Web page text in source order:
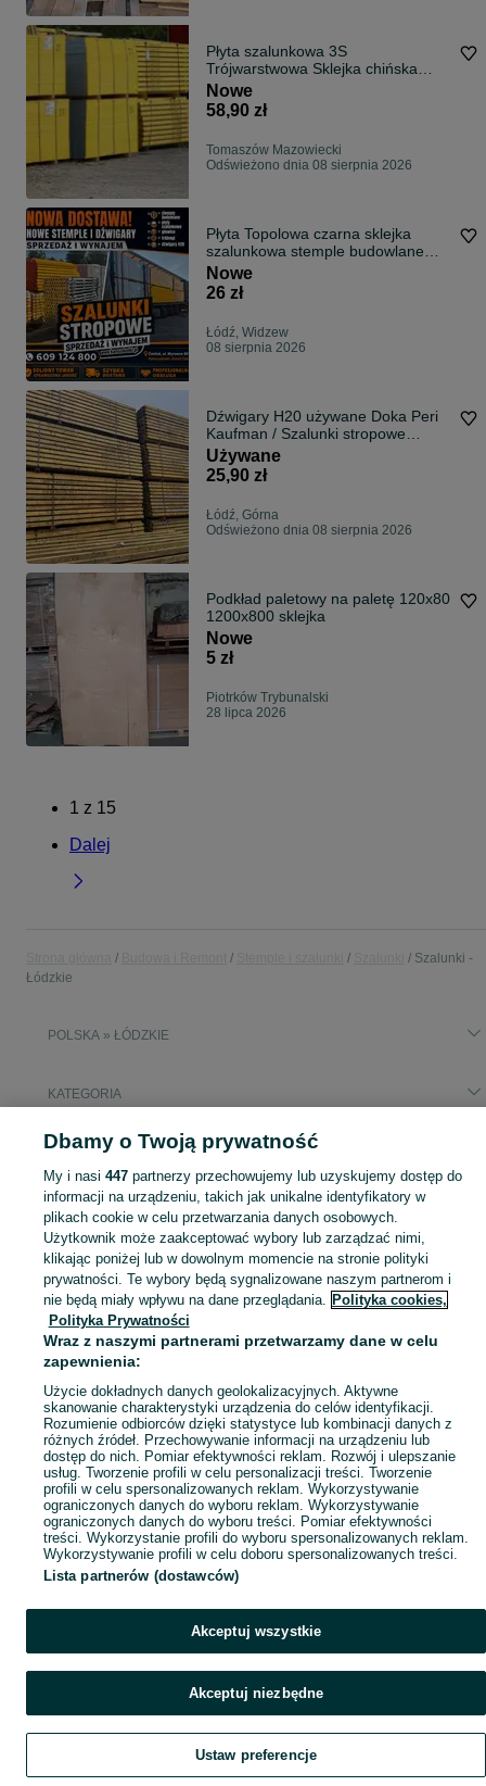
Płyta szalunkowa 3S
Trójwarstwowa Sklejka chińska
topola Szalunek stropowy
Nowe
58,90 zł
Tomaszów Mazowiecki
Odświeżono dnia 08 sierpnia 2026
Płyta Topolowa czarna sklejka
szalunkowa stemple budowlane
podpory budowlane Głowica
krzyżowa Trójnogi Korony stojak
STEMPLE BUDOWLANE Szalunki
Nowe
26 zł
Łódź, Widzew
08 sierpnia 2026
Dźwigary H20 używane Doka Peri
Kaufman / Szalunki stropowe
używane / NAJLEPSZE CENY !
Używane
25,90 zł
Łódź, Górna
Odświeżono dnia 08 sierpnia 2026
Podkład paletowy na paletę 120x80
1200x800 sklejka
Nowe
5 zł
Piotrków Trybunalski
28 lipca 2026
1 z 15
Dalej
Szalunki -
Łódzkie
POLSKA » ŁÓDZKIE
KATEGORIA
Popularne wyszukiwania
szalunki słupowe
Sprzedaż szalunków budowlanych Łódzkie ▶️ Systemowe i płytowe do betonu w atrakcyjnych cenach ✅ Szeroki wybór ✌ Sprawdź oferty i kupuj na OLX.pl! Zobacz
Mapa kategorii
Mapa miejscowości
Mapa ministron
Szukaj Obserwujesz Dodaj Czat Konto
Dbamy o Twoją prywatność
My i nasi 447partnerzy przechowujemy lub uzyskujemy dostęp do
informacji na urządzeniu, takich jak unikalne identyfikatory w
plikach cookie w celu przetwarzania danych osobowych.
Użytkownik może zaakceptować wybory lub zarządzać nimi,
klikając poniżej lub w dowolnym momencie na stronie polityki
prywatności. Te wybory będą sygnalizowane naszym partnerom i
nie będą miały wpływu na dane przeglądania. Polityka cookies,
Polityka Prywatności
Wraz z naszymi partnerami przetwarzamy dane w celu
zapewnienia:
Użycie dokładnych danych geolokalizacyjnych. Aktywne
skanowanie charakterystyki urządzenia do celów identyfikacji.
Rozumienie odbiorców dzięki statystyce lub kombinacji danych z
różnych źródeł. Przechowywanie informacji na urządzeniu lub
dostęp do nich. Pomiar efektywności reklam. Rozwój i ulepszanie
usług. Tworzenie profili w celu personalizacji treści. Tworzenie
profili w celu spersonalizowanych reklam. Wykorzystywanie
ograniczonych danych do wyboru reklam. Wykorzystywanie
ograniczonych danych do wyboru treści. Pomiar efektywności
treści. Wykorzystanie profili do wyboru spersonalizowanych reklam.
Wykorzystywanie profili w celu doboru spersonalizowanych treści.
Lista partnerów (dostawców)
Akceptuj wszystkie
Akceptuj niezbędne
Ustaw preferencje